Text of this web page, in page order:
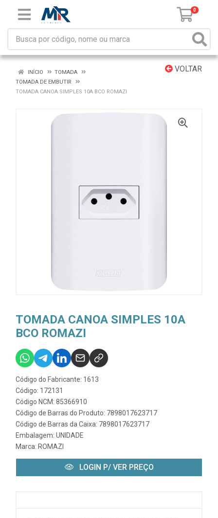
0
VOLTAR
INÍCIO
TOMADA
TOMADA DE EMBUTIR
TOMADA CANOA SIMPLES 10A BCO ROMAZI
TOMADA CANOA SIMPLES 10A
BCO ROMAZI
Código do Fabricante: 1613
Código: 172131
Código NCM: 85366910
Código de Barras do Produto: 7898017623717
Código de Barras da Caixa: 7898017623717
Embalagem: UNIDADE
Marca: ROMAZI
LOGIN P/ VER PREÇO